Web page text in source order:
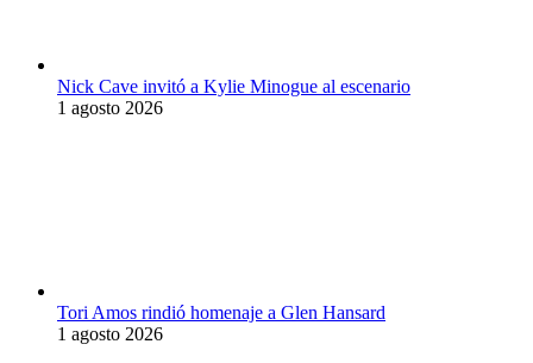
Nick Cave invitó a Kylie Minogue al escenario
1 agosto 2026
Tori Amos rindió homenaje a Glen Hansard
1 agosto 2026